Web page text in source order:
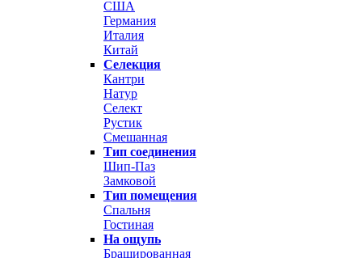
США
Германия
Италия
Китай
Селекция
Кантри
Натур
Селект
Рустик
Смешанная
Тип соединения
Шип-Паз
Замковой
Тип помещения
Спальня
Гостиная
На ощупь
Брашированная